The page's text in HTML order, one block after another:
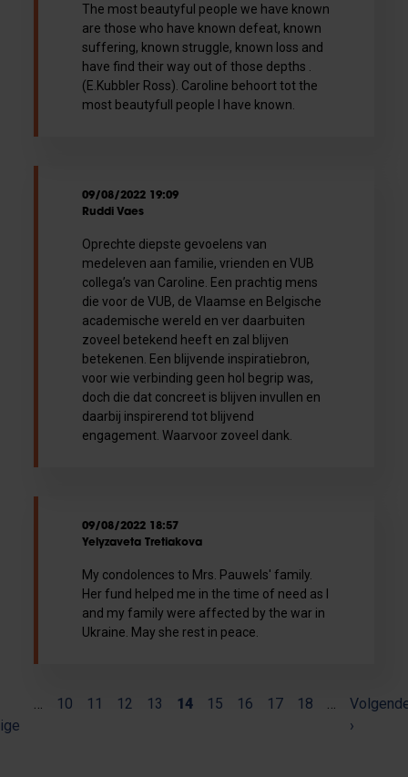
The most beautyful people we have known
are those who have known defeat, known
suffering, known struggle, known loss and
have find their way out of those depths .
(E.Kubbler Ross). Caroline behoort tot the
most beautyfull people I have known.
09/08/2022 19:09
Ruddi Vaes
Oprechte diepste gevoelens van
medeleven aan familie, vrienden en VUB
collega’s van Caroline. Een prachtig mens
die voor de VUB, de Vlaamse en Belgische
academische wereld en ver daarbuiten
zoveel betekend heeft en zal blijven
betekenen. Een blijvende inspiratiebron,
voor wie verbinding geen hol begrip was,
doch die dat concreet is blijven invullen en
daarbij inspirerend tot blijvend
engagement. Waarvoor zoveel dank.
09/08/2022 18:57
Yelyzaveta Tretiakova
My condolences to Mrs. Pauwels' family.
Her fund helped me in the time of need as I
and my family were affected by the war in
Ukraine. May she rest in peace.
Paginering
10 11 12 13 14(current)
15 16 17 18
›